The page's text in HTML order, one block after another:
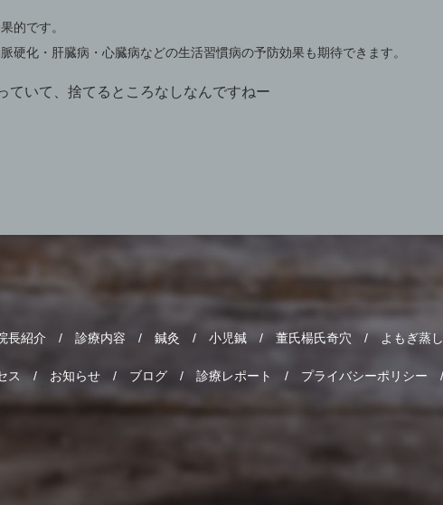
的です。
硬化・肝臓病・心臓病などの生活習慣病の予防効果も期待できます。
ていて、捨てるところなしなんですねー
長紹介 診療内容 鍼灸 小児鍼 董氏楊氏奇穴 よもぎ蒸し
ス お知らせ ブログ 診療レポート プライバシーポリシー